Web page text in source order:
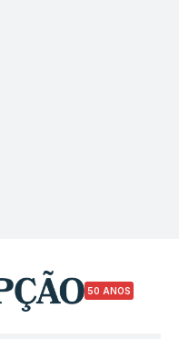
50 ANOS